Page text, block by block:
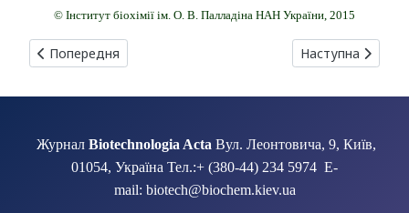
© Інститут біохімії ім. О. В. Палладіна НАН України, 2015
Попередня стаття: ЕФЕКТИВНІСТЬ ТРАНСФОРМАЦІЇ
Попередня Наступна
Наступна
Журнал Biotechnologia Acta Вул. Леонтовича, 9, Київ,
01054, Україна Тел.:+ (380-44) 234 5974 E-
mail: biotech@biochem.kiev.ua